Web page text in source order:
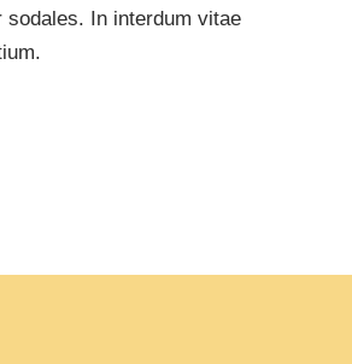
sodales. In interdum vitae